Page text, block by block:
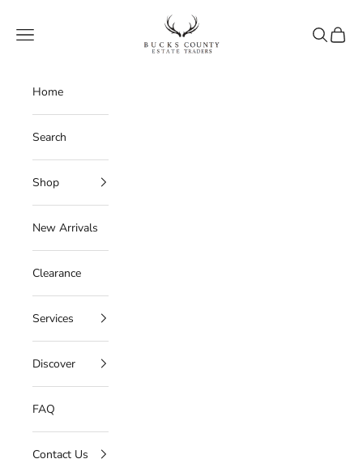
Bucks County Estate Traders
Navigation menu
Search
Cart
Home
Search
Shop
New Arrivals
Clearance
Services
Discover
FAQ
Contact Us